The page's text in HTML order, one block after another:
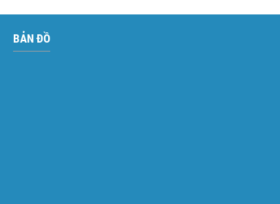
BẢN ĐỒ